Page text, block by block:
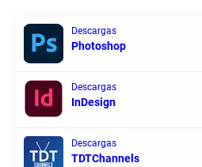
Descargas
Photoshop
Descargas
InDesign
Descargas
TDTChannels